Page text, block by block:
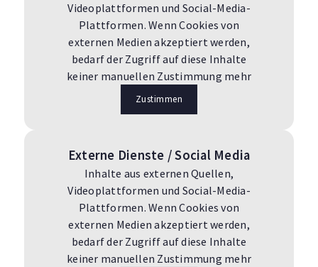
Videoplattformen und Social-Media-
Plattformen. Wenn Cookies von
externen Medien akzeptiert werden,
bedarf der Zugriff auf diese Inhalte
keiner manuellen Zustimmung mehr
Zustimmen
Externe Dienste / Social Media
Inhalte aus externen Quellen,
Videoplattformen und Social-Media-
Plattformen. Wenn Cookies von
externen Medien akzeptiert werden,
bedarf der Zugriff auf diese Inhalte
keiner manuellen Zustimmung mehr